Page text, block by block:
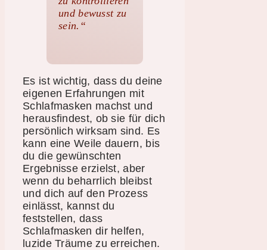
und bewusst zu
sein.“
Es ist wichtig, dass du deine
eigenen Erfahrungen mit
Schlafmasken machst und
herausfindest, ob sie für dich
persönlich wirksam sind. Es
kann eine Weile dauern, bis
du die gewünschten
Ergebnisse erzielst, aber
wenn du beharrlich bleibst
und dich auf den Prozess
einlässt, kannst du
feststellen, dass
Schlafmasken dir helfen,
luzide Träume zu erreichen.